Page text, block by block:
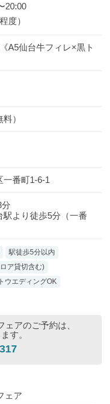
20:00
度）
A5仙台牛フィレ×黒ト
）
一番町1-6-1
より徒歩5分（一番
駅徒歩5分以内
ア貸切含む)
ウエディングOK
アのご予約は、
す。
ェア